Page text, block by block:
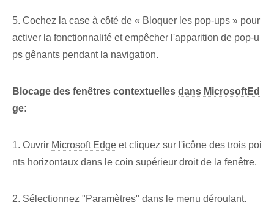
5. Cochez la case à côté de « Bloquer les pop-ups » pour
activer la fonctionnalité et empêcher l'apparition de pop-u
ps gênants pendant la navigation.
Blocage des fenêtres contextuelles dans MicrosoftEd
ge:
1. Ouvrir Microsoft Edge et cliquez sur l'icône des trois poi
nts horizontaux dans le coin supérieur droit de la fenêtre.
2. Sélectionnez "Paramètres" dans le menu déroulant.